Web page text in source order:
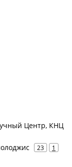
Центр, КНЦ
23 1